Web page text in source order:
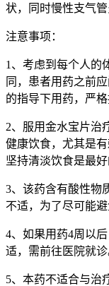
状，同时慢性支气管
注意事项：
1、考虑到每个人的
同，患者用药之前
的指导下用药，严
2、服用金水宝片治
健康饮食，尤其是
坚持清淡饮食是最好
3、该药含有酸性物
不适，为了尽可能
4、如果用药4周以
适，需前往医院就诊
5、本药不适合与治